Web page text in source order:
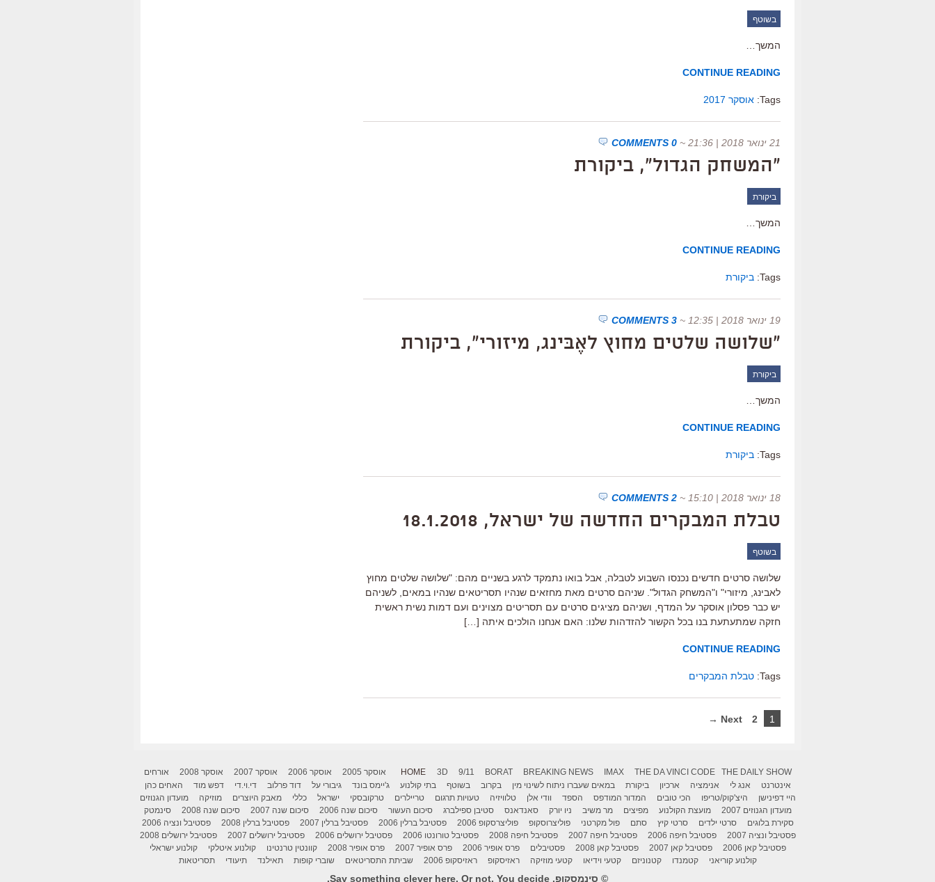
בשוטף
המשך…
CONTINUE READING
Tags: אוסקר 2017
21 ינואר 2018 | 21:36 ~
0 COMMENTS
"המשחק הגדול", ביקורת
ביקורת
המשך…
CONTINUE READING
Tags: ביקורת
19 ינואר 2018 | 12:35 ~
3 COMMENTS
"שלושה שלטים מחוץ לאֶבּינג, מיזורי", ביקורת
ביקורת
המשך…
CONTINUE READING
Tags: ביקורת
18 ינואר 2018 | 15:10 ~
2 COMMENTS
טבלת המבקרים החדשה של ישראל, 18.1.2018
בשוטף
שלושה סרטים חדשים נכנסו השבוע לטבלה, אבל בואו נתמקד לרגע בשניים מהם: "שלושה שלטים מחוץ
לאבינג, מיזורי" ו"המשחק הגדול". שניהם סרטים מאת מחזאים שנהיו תסריטאים שנהיו במאים, לשניהם
יש כבר פסלון אוסקר על המדף, ושניהם מציגים סרטים עם תסריטים מצוינים ועם דמות נשית ראשית
חזקה שמתעתעת בנו בכל הקשור להזדהות שלנו: האם אנחנו הולכים איתה […]
CONTINUE READING
Tags: טבלת המבקרים
1
2
Next →
HOME 3D 9/11 BORAT BREAKING NEWS IMAX THE DA VINCI CODE THE DAILY SHOW אוסקר 2005 אוסקר 2006 אוסקר 2007 אוסקר 2008
אורחים
אינטרנט
אנג לי אנימציה ארכיון ביקורת במאים שעברו ניתוח לשינוי מין בקרוב בשוטף בתי קולנוע ג'יימס בונד גיבורי על דוד פרלוב די.וי.די דפש מוד
האחים כהן
היי דפינישן
היצ'קוק/טריפו הכי טובים המדור המודפס הספד וודי אלן טלוויזיה טעויות תרגום טריילרים טרקובסקי ישראל כללי מאבק היוצרים מוזיקה
מועדון הגנוזים
מועדון הגנוזים 2007
מועצת הקולנוע מפיצים מר משיב ניו יורק סאנדאנס סטיבן ספילברג סיכום העשור סיכום שנה 2006 סיכום שנה 2007 סיכום שנה 2008
סינמטק
סקירת בלוגים
סרטי ילדים סרטי קיץ סתם פול מקרטני פוליצרוסקופ פוליצרסקופ 2006 פסטיבל ברלין 2006 פסטיבל ברלין 2007 פסטיבל ברלין 2008
פסטיבל ונציה 2006
פסטיבל ונציה 2007
פסטיבל חיפה 2006 פסטיבל חיפה 2007 פסטיבל חיפה 2008 פסטיבל טורונטו 2006 פסטיבל ירושלים 2006 פסטיבל ירושלים 2007
פסטיבל ירושלים 2008
פסטיבל קאן 2006
פסטיבל קאן 2007 פסטיבל קאן 2008 פסטיבלים פרס אופיר 2006 פרס אופיר 2007 פרס אופיר 2008 קוונטין טרנטינו קולנוע איטלקי
קולנוע ישראלי
קולנוע קוריאני
קטמנדו קטנוניזם קטעי וידיאו קטעי מוזיקה ראזיסקופ ראזיסקופ 2006 שביתת התסריטאים שוברי קופות תאילנד תיעודי תסריטאות
© סינמסקופ. Say something clever here. Or not. You decide.